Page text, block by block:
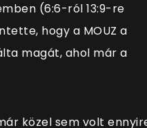
(6:6-ról 13:9-re
hogy a MOUZ a
magát, ahol már a
közel sem volt